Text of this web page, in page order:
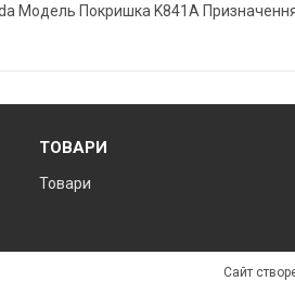
Модель Покришка K841А
ТОВАРИ
Товари
Сайт